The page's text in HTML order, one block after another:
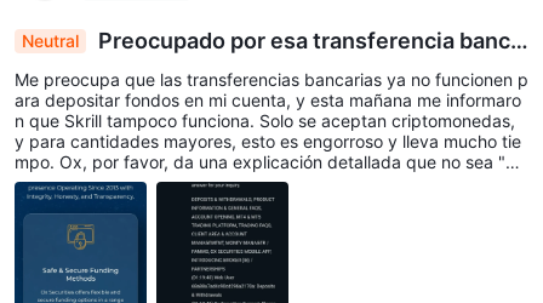
Neutral
Preocupado por esa transferencia banca
ria
Me preocupa que las transferencias bancarias ya no funcionen p
ara depositar fondos en mi cuenta, y esta mañana me informaro
n que Skrill tampoco funciona. Solo se aceptan criptomonedas,
y para cantidades mayores, esto es engorroso y lleva mucho tie
mpo. Ox, por favor, da una explicación detallada que no sea "es
peramos resolver esto pronto".